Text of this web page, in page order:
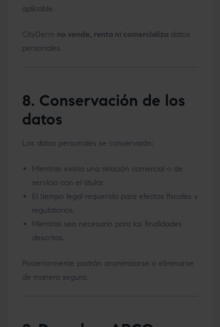
aplicable.
CityDerm no vende, renta ni comercializa datos
personales.
8. Conservación de los
datos
Los datos personales se conservarán:
Mientras exista una relación comercial o de
servicio con el titular.
El tiempo legal requerido para efectos fiscales y
regulatorios.
Mientras sea necesario para las finalidades
descritas.
Posteriormente podrán anonimizarse o eliminarse
de manera segura.